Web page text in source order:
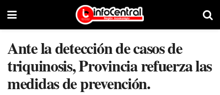
Ante la detección de casos de
triquinosis, Provincia refuerza las
medidas de prevención.